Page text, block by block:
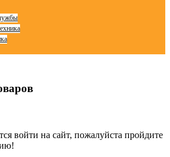
войти на сайт, пожалуйста пройдите